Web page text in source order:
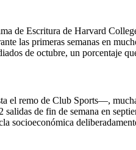
de Escritura de Harvard
las primeras semanas en
de octubre, un porcentaje
remo de Club Sports—,
de fin de semana en
socioeconómica